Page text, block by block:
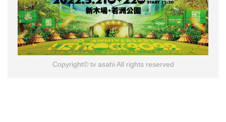
Copyright© tv asahi All rights reserved